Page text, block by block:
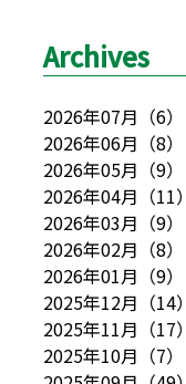
Archives
2026年07月 （6）
2026年06月 （8）
2026年05月 （9）
2026年04月 （11）
2026年03月 （9）
2026年02月 （8）
2026年01月 （9）
2025年12月 （14）
2025年11月 （17）
2025年10月 （7）